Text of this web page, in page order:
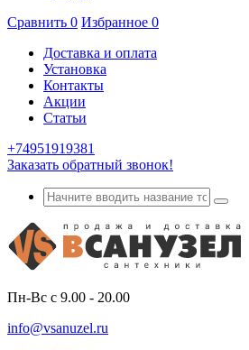
Сравнить 0 Избранное 0
Доставка и оплата
Установка
Контакты
Акции
Статьи
+74951919381
Заказать обратный звонок!
Пн-Вс с 9.00 - 20.00
info@vsanuzel.ru